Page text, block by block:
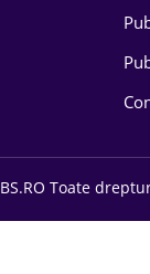
Toate